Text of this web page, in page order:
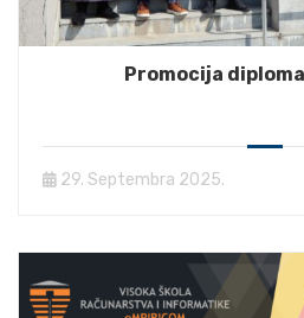
Promocija
29. Septembra 2025.